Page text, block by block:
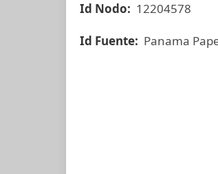
Id Nodo: 12204578
Id Fuente: Panama